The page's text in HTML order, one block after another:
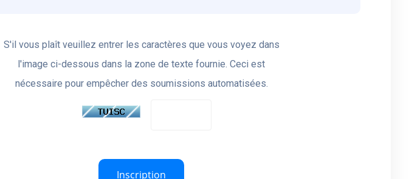
S'il vous plaît veuillez entrer les caractères que vous voyez dans
l'image ci-dessous dans la zone de texte fournie. Ceci est
nécessaire pour empêcher des soumissions automatisées.